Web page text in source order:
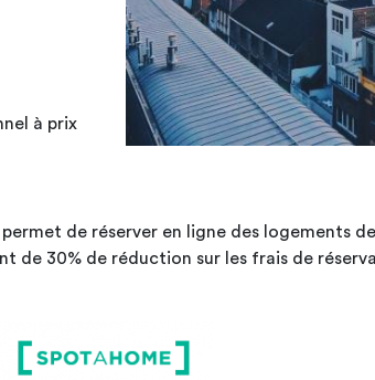
à prix
de réserver en ligne des logements
de 30% de réduction sur les frais de